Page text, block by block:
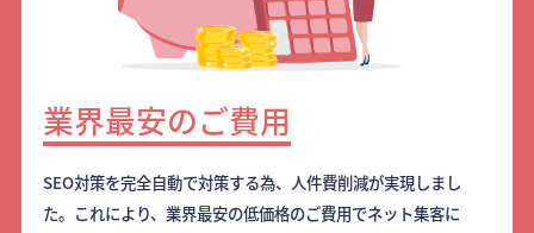
業界最安のご費用
SEO対策を完全自動で対策する為、人件費削減が実現しまし
た。これにより、業界最安の低価格のご費用でネット集客に